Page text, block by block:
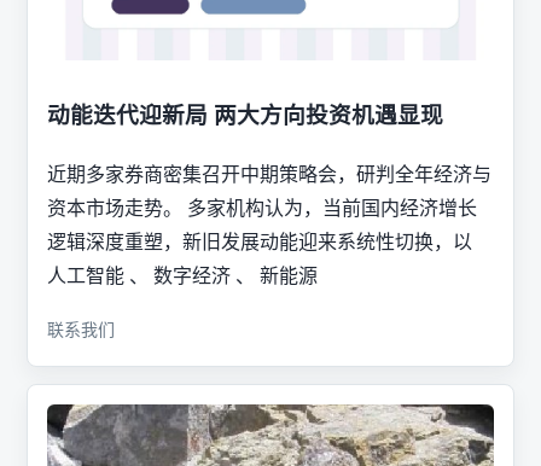
动能迭代迎新局 两大方向投资机遇显现
近期多家券商密集召开中期策略会，研判全年经济与
资本市场走势。 多家机构认为，当前国内经济增长
逻辑深度重塑，新旧发展动能迎来系统性切换，以
人工智能 、 数字经济 、 新能源
联系我们